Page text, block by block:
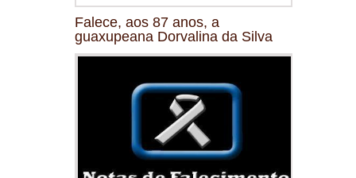
Falece, aos 87 anos, a
guaxupeana Dorvalina da Silva